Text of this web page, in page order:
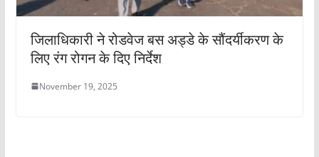
जिलाधिकारी ने रोडवेज बस अड्डे के सौंदर्यीकरण के
लिए रंग रोगन के दिए निर्देश
November 19, 2025